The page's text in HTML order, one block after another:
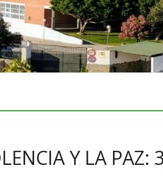
Y LA PAZ: